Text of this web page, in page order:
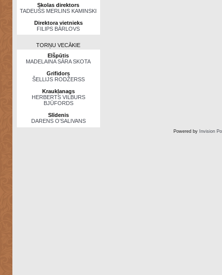
Skolas direktors
TADEUŠS MERLINS KAMINSKI
Direktora vietnieks
FILIPS BĀRLOVS
TORŅU VECĀKIE
Elšpūtis
MADELAINA SĀRA SKOTA
Grifidors
ŠELLIJS RODŽERSS
Kraukļanags
HERBERTS VILBURS
BJŪFORDS
Slīdenis
DARENS O’SALIVANS
Powered by Invision